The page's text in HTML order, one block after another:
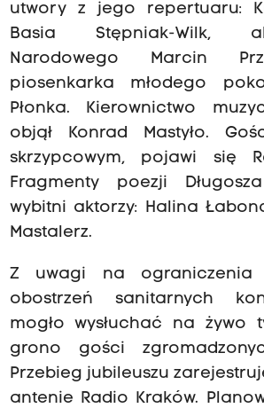
utwory z jego repertuaru:
Basia Stępniak-Wilk,
Narodowego Marcin
piosenkarka młodego
Płonka. Kierownictwo
objął Konrad Mastyło.
skrzypcowym, pojawi się
Fragmenty poezji
wybitni aktorzy: Halina
Mastalerz.
Z uwagi na ograniczenia
obostrzeń sanitarnych
mogło wysłuchać na żywo
grono gości
Przebieg jubileuszu
antenie Radio Kraków.